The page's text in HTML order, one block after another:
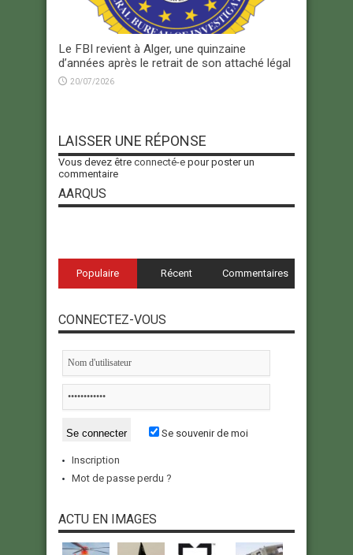
Le FBI revient à Alger, une quinzaine
d’années après le retrait de son attaché légal
20/07/2026
LAISSER UNE RÉPONSE
Vous devez être connecté-e pour poster un
commentaire
AARQUS
Populaire Récent Commentaires
CONNECTEZ-VOUS
Se souvenir de moi
Inscription
Mot de passe perdu ?
ACTU EN IMAGES